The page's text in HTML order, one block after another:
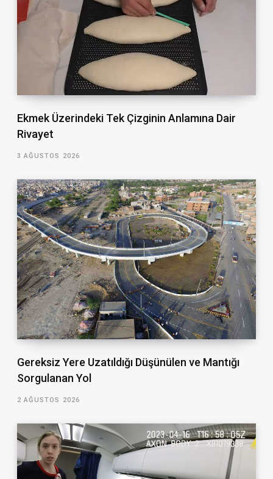
Ekmek Üzerindeki Tek Çizginin Anlamına Dair
Rivayet
3 AĞUSTOS 2026
Gereksiz Yere Uzatıldığı Düşünülen ve Mantığı
Sorgulanan Yol
2 AĞUSTOS 2026